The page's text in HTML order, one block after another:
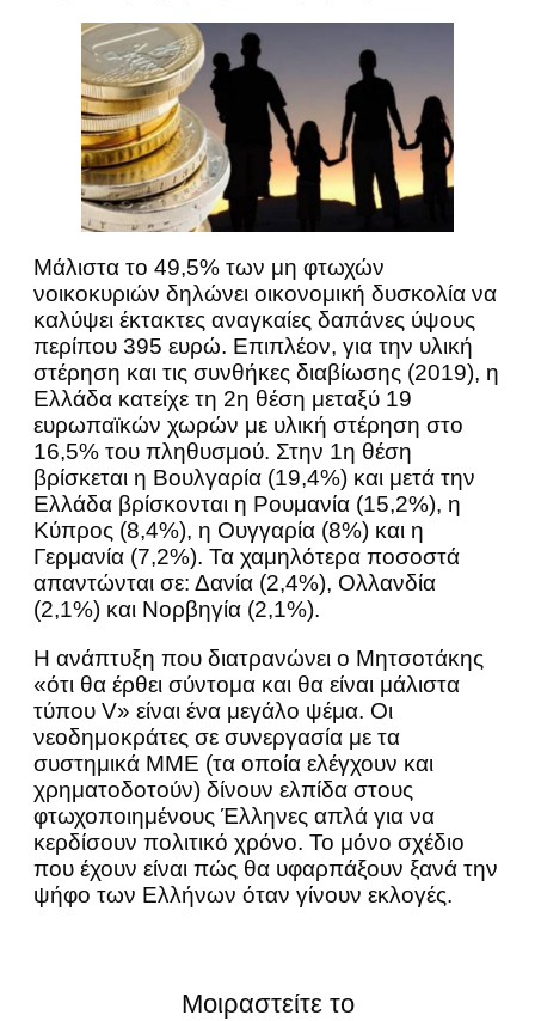
Μάλιστα το 49,5% των μη φτωχών
νοικοκυριών δηλώνει οικονομική δυσκολία να
καλύψει έκτακτες αναγκαίες δαπάνες ύψους
περίπου 395 ευρώ. Επιπλέον, για την υλική
στέρηση και τις συνθήκες διαβίωσης (2019), η
Ελλάδα κατείχε τη 2η θέση μεταξύ 19
ευρωπαϊκών χωρών με υλική στέρηση στο
16,5% του πληθυσμού. Στην 1η θέση
βρίσκεται η Βουλγαρία (19,4%) και μετά την
Ελλάδα βρίσκονται η Ρουμανία (15,2%), η
Κύπρος (8,4%), η Ουγγαρία (8%) και η
Γερμανία (7,2%). Τα χαμηλότερα ποσοστά
απαντώνται σε: Δανία (2,4%), Ολλανδία
(2,1%) και Νορβηγία (2,1%).
Η ανάπτυξη που διατρανώνει ο Μητσοτάκης
«ότι θα έρθει σύντομα και θα είναι μάλιστα
τύπου V» είναι ένα μεγάλο ψέμα. Οι
νεοδημοκράτες σε συνεργασία με τα
συστημικά ΜΜΕ (τα οποία ελέγχουν και
χρηματοδοτούν) δίνουν ελπίδα στους
φτωχοποιημένους Έλληνες απλά για να
κερδίσουν πολιτικό χρόνο. Το μόνο σχέδιο
που έχουν είναι πώς θα υφαρπάξουν ξανά την
ψήφο των Ελλήνων όταν γίνουν εκλογές.
Μοιραστείτε το